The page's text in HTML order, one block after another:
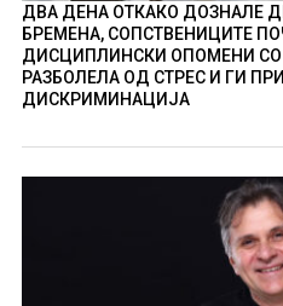
ДВА ДЕНА ОТКАКО ДОЗНАЛЕ
БРЕМЕНА, СОПСТВЕНИЦИТЕ
ДИСЦИПЛИНСКИ ОПОМЕНИ СО
РАЗБОЛЕЛА ОД СТРЕС И ГИ
ДИСКРИМИНАЦИЈА